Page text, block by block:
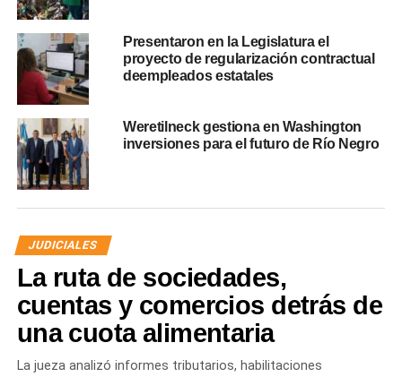
Presentaron en la Legislatura el
proyecto de regularización contractual
deempleados estatales
Weretilneck gestiona en Washington
inversiones para el futuro de Río Negro
JUDICIALES
La ruta de sociedades,
cuentas y comercios detrás de
una cuota alimentaria
La jueza analizó informes tributarios, habilitaciones